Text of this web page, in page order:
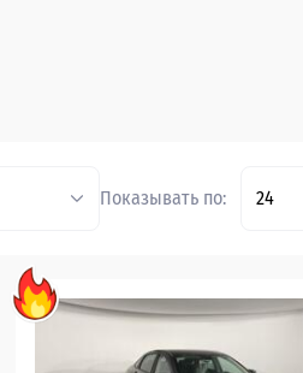
Показывать по: 24